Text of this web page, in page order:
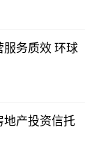
务质效 环球
地产投资信托